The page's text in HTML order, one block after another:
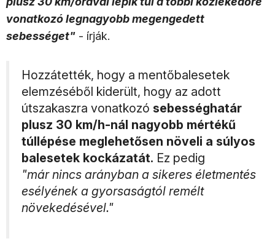
vonatkozó legnagyobb megengedett
sebességet" - írják.
Hozzátették, hogy a mentőbalesetek
elemzéséből kiderült, hogy az adott
útszakaszra vonatkozó sebességhatár
plusz 30 km/h-nál nagyobb mértékű
túllépése meglehetősen növeli a súlyos
balesetek kockázatát. Ez pedig
"már nincs arányban a sikeres életmentés
esélyének a gyorsaságtól remélt
növekedésével."